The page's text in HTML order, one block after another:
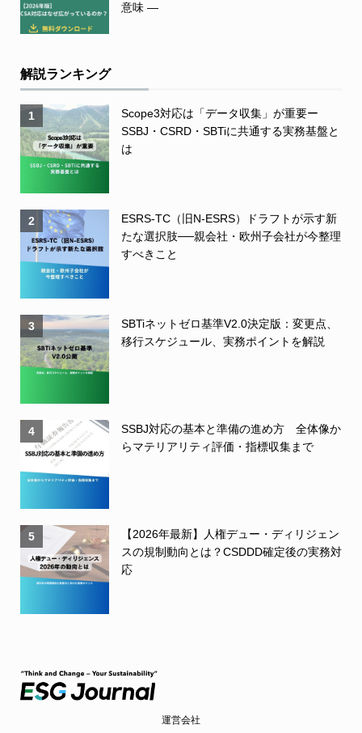
意味 ―
解説ランキング
1
Scope3対応は「データ収集」が重要ー
SSBJ・CSRD・SBTiに共通する実務基盤と
は
2
ESRS-TC（旧N-ESRS）ドラフトが示す新
たな選択肢──親会社・欧州子会社が今整理
すべきこと
3
SBTiネットゼロ基準V2.0決定版：変更点、
移行スケジュール、実務ポイントを解説
4
SSBJ対応の基本と準備の進め方 全体像か
らマテリアリティ評価・指標収集まで
5
【2026年最新】人権デュー・ディリジェン
スの規制動向とは？CSDDD確定後の実務対
応
運営会社